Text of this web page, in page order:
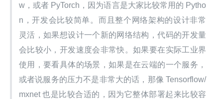
w，或者 PyTorch，因为语言是大家比较常用的 Pytho
n，开发会比较简单。而且整个网络架构的设计非常
灵活，如果想设计一个新的网络结构，代码的开发量
会比较小，开发速度会非常快。如果要在实际工业界
使用，要看具体的场景，如果是在云端的一个服务，
或者说服务的压力不是非常大的话，那像 Tensorflow/
mxnet 也是比较合适的，因为它整体部署起来比较容